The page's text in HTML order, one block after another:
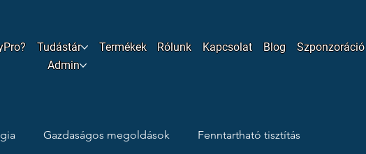
Tudástár Termékek Rólunk Kapcsolat Blog
Szponzoráció
Admin
Gazdaságos megoldások Fenntartható tisztítás